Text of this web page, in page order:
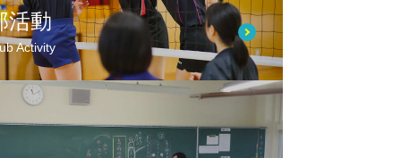
活動
Activity